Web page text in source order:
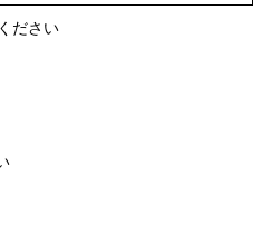
ださい